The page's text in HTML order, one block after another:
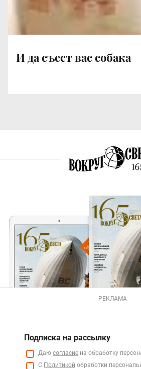
И да съест вас собака
РЕКЛАМА
Подписка на рассылку
Даю согласие на обработку
С Политикой обработки